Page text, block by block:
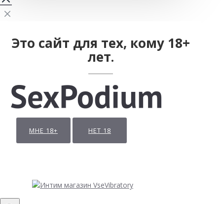
Это сайт для тех, кому 18+
лет.
МНЕ 18+ НЕТ 18